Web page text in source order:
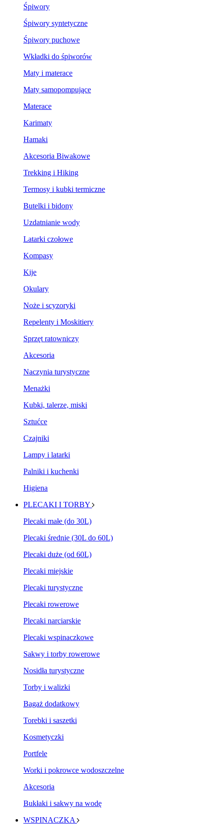
Śpiwory
Śpiwory syntetyczne
Śpiwory puchowe
Wkładki do śpiworów
Maty i materace
Maty samopompujące
Materace
Karimaty
Hamaki
Akcesoria Biwakowe
Trekking i Hiking
Termosy i kubki termiczne
Butelki i bidony
Uzdatnianie wody
Latarki czołowe
Kompasy
Kije
Okulary
Noże i scyzoryki
Repelenty i Moskitiery
Sprzęt ratowniczy
Akcesoria
Naczynia turystyczne
Menażki
Kubki, talerze, miski
Sztućce
Czajniki
Lampy i latarki
Palniki i kuchenki
Higiena
PLECAKI I TORBY
Plecaki małe (do 30L)
Plecaki średnie (30L do 60L)
Plecaki duże (od 60L)
Plecaki miejskie
Plecaki turystyczne
Plecaki rowerowe
Plecaki narciarskie
Plecaki wspinaczkowe
Sakwy i torby rowerowe
Nosidła turystyczne
Torby i walizki
Bagaż dodatkowy
Torebki i saszetki
Kosmetyczki
Portfele
Worki i pokrowce wodoszczelne
Akcesoria
Bukłaki i sakwy na wodę
WSPINACZKA